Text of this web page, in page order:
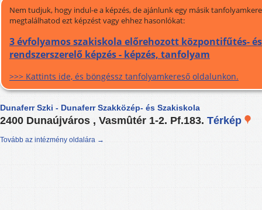
Nem tudjuk, hogy indul-e a képzés, de ajánlunk egy másik
megtalálhatod ezt képzést vagy ehhez hasonlókat:
3 évfolyamos szakiskola előrehozott központifűtés-
rendszerszerelő képzés - képzés, tanfolyam
>>> Kattints ide, és böngéssz tanfolyamkereső oldalunkon.
Dunaferr Szki - Dunaferr Szakközép- és Szakiskola
2400 Dunaújváros , Vasmûtér 1-2. Pf.183. Térkép
Tovább az intézmény oldalára →